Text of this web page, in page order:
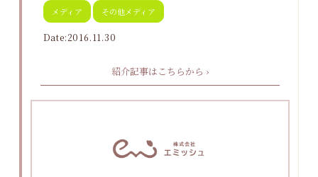
メディア その他メディア
Date:2016.11.30
紹介記事はこちらから ›